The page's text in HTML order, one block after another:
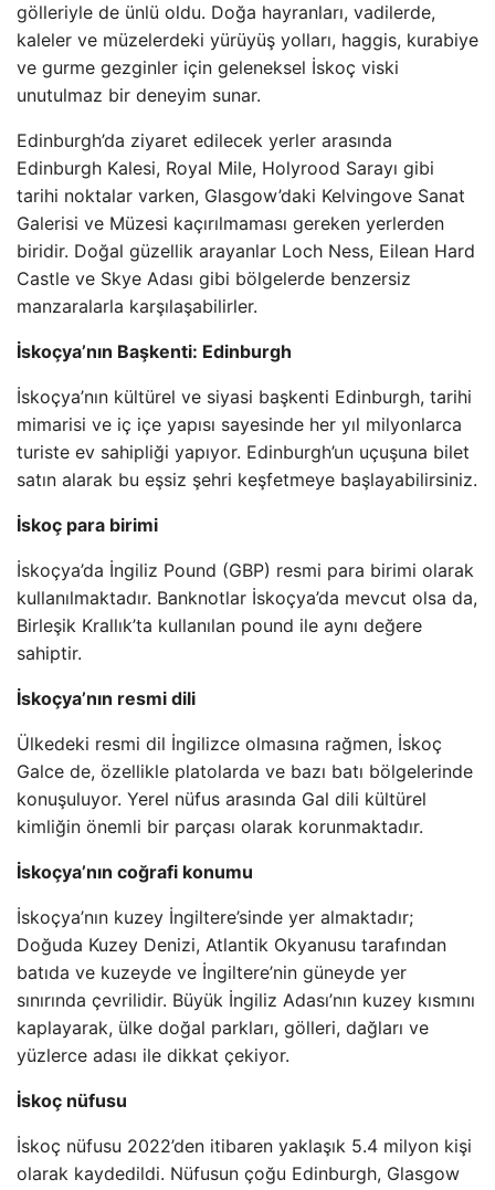
gölleriyle de ünlü oldu. Doğa hayranları, vadilerde,
kaleler ve müzelerdeki yürüyüş yolları, haggis, kurabiye
ve gurme gezginler için geleneksel İskoç viski
unutulmaz bir deneyim sunar.
Edinburgh’da ziyaret edilecek yerler arasında
Edinburgh Kalesi, Royal Mile, Holyrood Sarayı gibi
tarihi noktalar varken, Glasgow’daki Kelvingove Sanat
Galerisi ve Müzesi kaçırılmaması gereken yerlerden
biridir. Doğal güzellik arayanlar Loch Ness, Eilean Hard
Castle ve Skye Adası gibi bölgelerde benzersiz
manzaralarla karşılaşabilirler.
İskoçya’nın Başkenti: Edinburgh
İskoçya’nın kültürel ve siyasi başkenti Edinburgh, tarihi
mimarisi ve iç içe yapısı sayesinde her yıl milyonlarca
turiste ev sahipliği yapıyor. Edinburgh’un uçuşuna bilet
satın alarak bu eşsiz şehri keşfetmeye başlayabilirsiniz.
İskoç para birimi
İskoçya’da İngiliz Pound (GBP) resmi para birimi olarak
kullanılmaktadır. Banknotlar İskoçya’da mevcut olsa da,
Birleşik Krallık’ta kullanılan pound ile aynı değere
sahiptir.
İskoçya’nın resmi dili
Ülkedeki resmi dil İngilizce olmasına rağmen, İskoç
Galce de, özellikle platolarda ve bazı batı bölgelerinde
konuşuluyor. Yerel nüfus arasında Gal dili kültürel
kimliğin önemli bir parçası olarak korunmaktadır.
İskoçya’nın coğrafi konumu
İskoçya’nın kuzey İngiltere’sinde yer almaktadır;
Doğuda Kuzey Denizi, Atlantik Okyanusu tarafından
batıda ve kuzeyde ve İngiltere’nin güneyde yer
sınırında çevrilidir. Büyük İngiliz Adası’nın kuzey kısmını
kaplayarak, ülke doğal parkları, gölleri, dağları ve
yüzlerce adası ile dikkat çekiyor.
İskoç nüfusu
İskoç nüfusu 2022’den itibaren yaklaşık 5.4 milyon kişi
olarak kaydedildi. Nüfusun çoğu Edinburgh, Glasgow